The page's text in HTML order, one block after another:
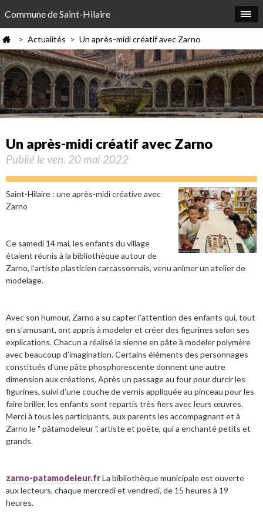
Commune de Saint-Hilaire
> Actualités > Un après-midi créatif avec Zarno
Un après-midi créatif avec Zarno
Publié le ven. 20 mai 2022
Saint-Hilaire : une après-midi créative avec
Zarno
Ce samedi 14 mai, les enfants du village
étaient réunis à la bibliothèque autour de
Zarno, l’artiste plasticien carcassonnais, venu animer un atelier de
modelage.
Avec son humour, Zarno a su capter l’attention des enfants qui, tout
en s’amusant, ont appris à modeler et créer des figurines selon ses
explications. Chacun a réalisé la sienne en pâte à modeler polymère
avec beaucoup d’imagination. Certains éléments des personnages
constitués d’une pâte phosphorescente donnent une autre
dimension aux créations. Après un passage au four pour durcir les
figurines, suivi d’une couche de vernis appliquée au pinceau pour les
faire briller, les enfants sont repartis très fiers avec leurs œuvres.
Merci à tous les participants, aux parents les accompagnant et à
Zarno le " pâtamodeleur ", artiste et poète, qui a enchanté petits et
grands.
zarno-patamodeleur.frLa bibliothèque municipale est ouverte
aux lecteurs, chaque mercredi et vendredi, de 15 heures à 19
heures.